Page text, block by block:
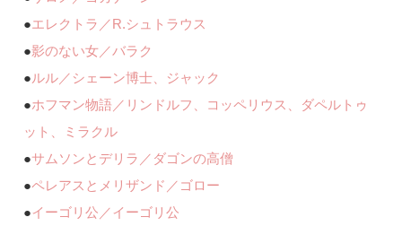
●エレクトラ／R.シュトラウス
●影のない女／バラク
●ルル／シェーン博士、ジャック
●ホフマン物語／リンドルフ、コッペリウス、ダペルトゥ
ット、ミラクル
●サムソンとデリラ／ダゴンの高僧
●ペレアスとメリザンド／ゴロー
●イーゴリ公／イーゴリ公